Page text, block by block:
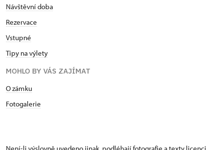
Návštěvní doba
Rezervace
Vstupné
Tipy na výlety
MOHLO BY VÁS ZAJÍMAT
O zámku
Fotogalerie